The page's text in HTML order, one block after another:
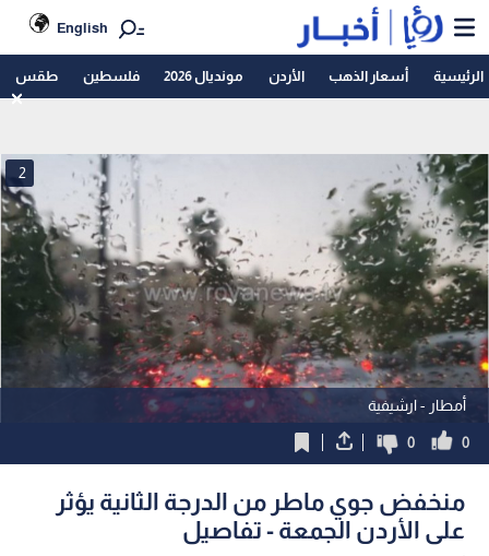
English
الرئيسية أسعار الذهب الأردن مونديال 2026 فلسطين طقس
أمطار - ارشيفية
2
0
0
منخفض جوي ماطر من الدرجة الثانية يؤثر
على الأردن الجمعة - تفاصيل